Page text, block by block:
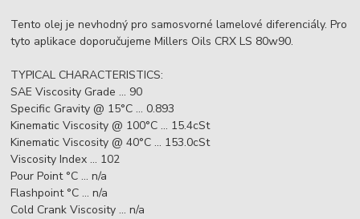
Tento olej je nevhodný pro samosvorné lamelové diferenciály. Pro
tyto aplikace doporučujeme Millers Oils CRX LS 80w90.
TYPICAL CHARACTERISTICS:
SAE Viscosity Grade ... 90
Specific Gravity @ 15°C ... 0.893
Kinematic Viscosity @ 100°C ... 15.4cSt
Kinematic Viscosity @ 40°C ... 153.0cSt
Viscosity Index ... 102
Pour Point °C ... n/a
Flashpoint °C ... n/a
Cold Crank Viscosity ... n/a